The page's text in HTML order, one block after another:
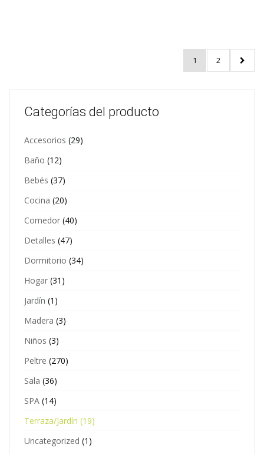
1 2
Categorías del producto
Accesorios (29)
Baño (12)
Bebés (37)
Cocina (20)
Comedor (40)
Detalles (47)
Dormitorio (34)
Hogar (31)
Jardín (1)
Madera (3)
Niños (3)
Peltre (270)
Sala (36)
SPA (14)
Terraza/Jardín (19)
Uncategorized (1)